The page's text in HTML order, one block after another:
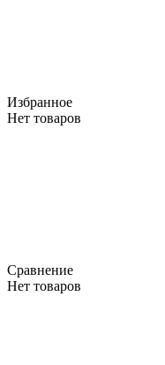
Избранное
Нет товаров
Сравнение
Нет товаров